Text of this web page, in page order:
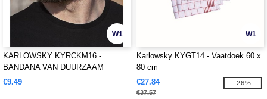
W1
KARLOWSKY KYRCKM16 -
BANDANA VAN DUURZAAM
MATERIAAL
€9.49
W1
Karlowsky KYGT14 - Vaatdoek 60 x
80 cm
€27.84
€37.57
-26%